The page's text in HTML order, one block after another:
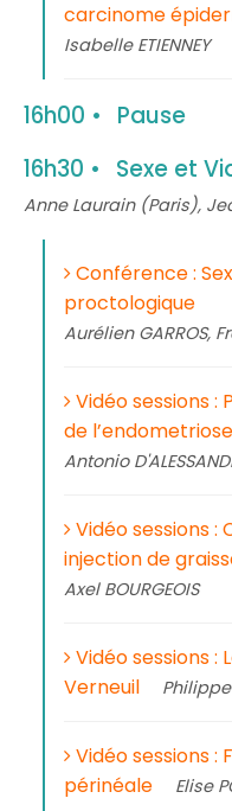
carcinome
Isabelle ETIENNEY
16h00
Pause
16h30
Sexe et
Anne Laurain (Paris),
Conférence :
proctologique
Aurélien GARROS,
Vidéo sessions
de
Antonio
Vidéo sessions :
injection de
Axel BOURGEOIS
Vidéo sessions :
Verneuil
Philippe
Vidéo sessions
périnéale
Elise